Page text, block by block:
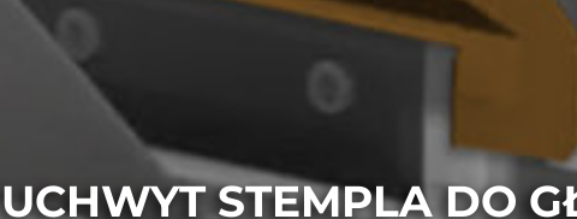
UCHWYT STEMPLA DO